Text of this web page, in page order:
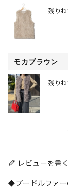
残り
モカブラウン
残り
レビューを書く
◆プードルファ